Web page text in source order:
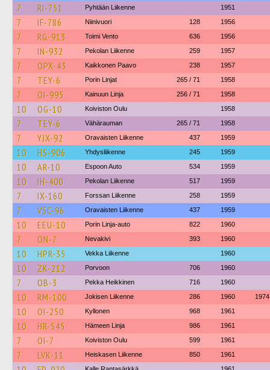
7 RI-751 Pyhtään Liikenne 1951
7 IF-786 Niinivuori 128 1956
7 RG-913 Toimi Vento 636 1956
7 IN-932 Pekolan Liikenne 259 1957
7 OPX-43 Kaikkonen Paavo 238 1957
7 TEY-6 Porin Linjat 265 / 71 1958
7 OI-995 Kainuun Linja 256 / 71 1958
10 OG-10 Koiviston Oulu 1958
7 TEY-6 Vähärauman 265 / 71 1958
7 YJX-92 Oravaisten Liikenne 437 1959
10 HS-906 Yhdysliikenne 245 1959
10 AR-10 Espoon Auto 534 1959
10 IH-400 Pekolan Liikenne 517 1959
7 IX-160 Forssan Liikenne 258 1959
7 VSC-96 Oravaisten Liikenne 437 1959
10 EEU-10 Porin Linja-auto 822 1960
7 ON-7 Nevakivi 393 1960
10 HPR-35 Vekka Liikenne 1960
10 ZK-212 Porvoon 706 1960
7 OB-3 Pekka Heikkinen 716 1960
10 RM-100 Jokisen Liikenne 286 1960 1974
10 OI-250 Kyllonen 968 1961
10 HR-545 Hämeen Linja 986 1961
7 OI-7 Koiviston Oulu 599 1961
7 LVK-11 Heiskasen Liikenne 850 1961